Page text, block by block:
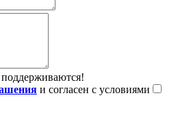
и согласен с условиями